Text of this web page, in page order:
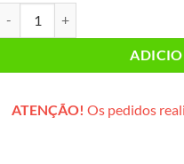
ATENÇÃO! Os pedidos